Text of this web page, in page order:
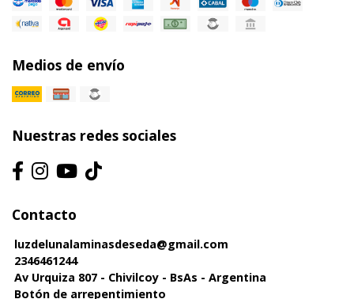
Medios de envío
Nuestras redes sociales
Contacto
luzdelunalaminasdeseda@gmail.com
2346461244
Av Urquiza 807 - Chivilcoy - BsAs - Argentina
Botón de arrepentimiento